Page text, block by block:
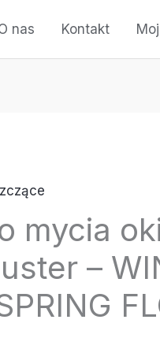
nas Kontakt
mycia
–